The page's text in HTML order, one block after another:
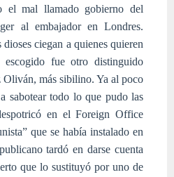
el mal llamado gobierno del
al embajador en Londres.
ciegan a quienes quieren
fue otro distinguido
más sibilino. Ya al poco
sabotear todo lo que pudo las
en el Foreign Office
que se había instalado en
tardó en darse cuenta
que lo sustituyó por uno de